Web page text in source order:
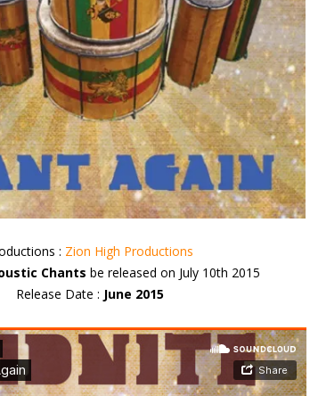
: Zion High Productions
Chants be released on July 10th 2015
Release Date : June 2015